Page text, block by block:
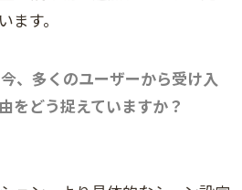
ます。
、多くのユーザーから受け入
をどう捉えていますか？